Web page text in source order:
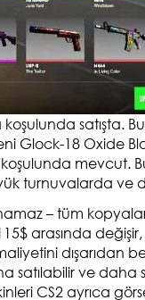
satışta.
Glock-18 Oxide
koşulunda mevcut.
turnuvalarda ve
– tüm
arasında
dışarıdan
satılabilir ve
CS2 ayrıca